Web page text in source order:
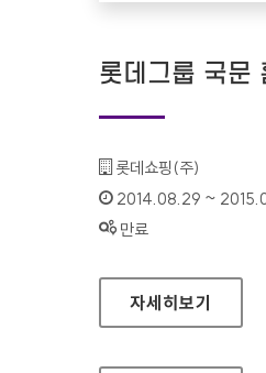
롯데그룹 국문
기관명 :
롯데쇼핑(주)
인증기간 :
2014.08.29 ~
상태 :
만료
롯데그룹 국문 홈
자세히보기